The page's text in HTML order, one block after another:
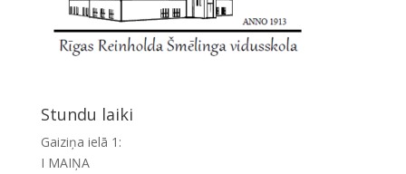
Stundu laiki
Gaiziņa ielā 1:
I MAIŅA